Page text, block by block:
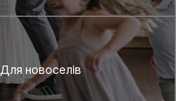
Для новоселів